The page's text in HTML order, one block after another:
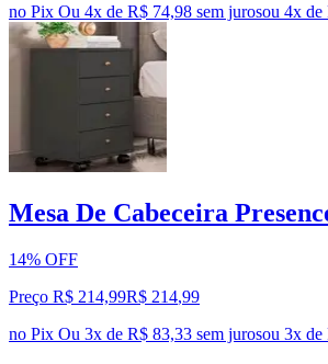
no Pix Ou 4x de R$ 74,98 sem jurosou 4x de
Mesa De Cabeceira
14% OFF
Preço R$ 214,99R$ 214,99
no Pix Ou 3x de R$ 83,33 sem jurosou 3x de